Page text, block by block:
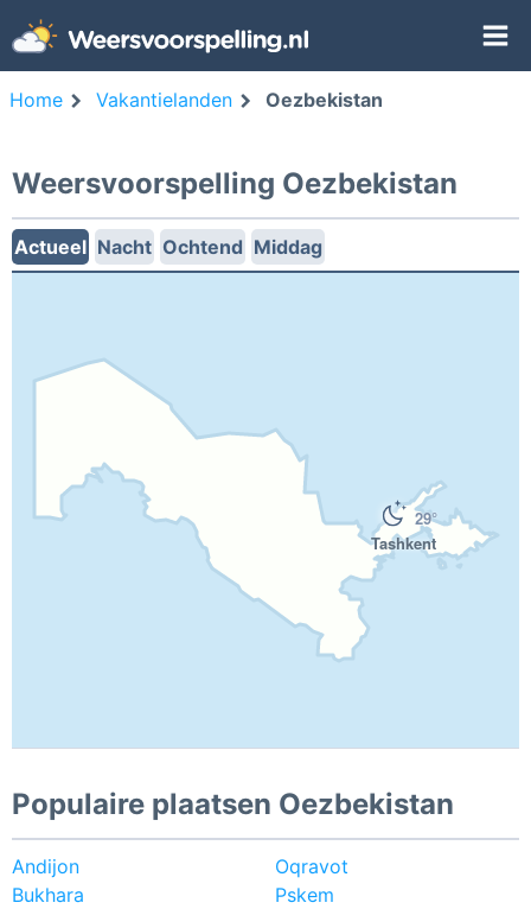
Home Vakantielanden Oezbekistan
Weersvoorspelling Oezbekistan
Actueel Nacht Ochtend Middag
29°
Tashkent
Populaire plaatsen Oezbekistan
Andijon
Bukhara
Oqravot
Pskem